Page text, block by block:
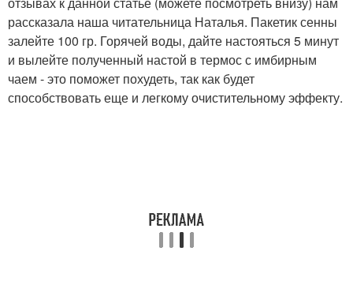
рассказала наша читательница Наталья. Пакетик сенны
залейте 100 гр. Горячей воды, дайте настояться 5 минут
и вылейте полученный настой в термос с имбирным
чаем - это поможет похудеть, так как будет
способствовать еще и легкому очистительному эффекту.